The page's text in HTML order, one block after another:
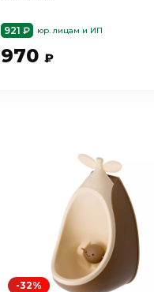
921 ₽ юр. лицам и ИП
970 ₽
-32%